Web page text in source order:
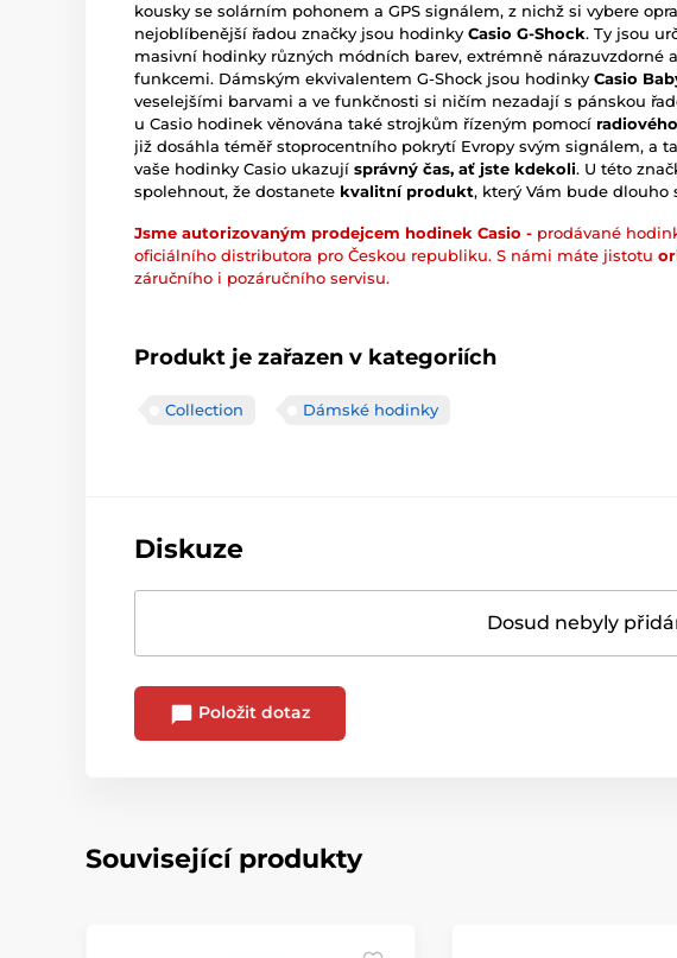
kousky se solárním pohonem a GPS signálem, z nichž si vybere
nejoblíbenější řadou značky jsou hodinky Casio G-Shock. Ty jsou
masivní hodinky různých módních barev, extrémně nárazuvzdorné
funkcemi. Dámským ekvivalentem G-Shock jsou hodinky Casio
veselejšími barvami a ve funkčnosti si ničím nezadají s pánskou
u Casio hodinek věnována také strojkům řízeným pomocí
již dosáhla téměř stoprocentního pokrytí Evropy svým signálem, a
vaše hodinky Casio ukazují správný čas, ať jste kdekoli. U této
spolehnout, že dostanete kvalitní produkt, který Vám bude dlouho
Jsme autorizovaným prodejcem hodinek Casio - prodávané
oficiálního distributora pro Českou republiku. S námi máte jistotu
záručního i pozáručního servisu.
Produkt je zařazen v kategoriích
Collection Dámské hodinky
Diskuze
Dosud nebyly
Položit dotaz
Související produkty